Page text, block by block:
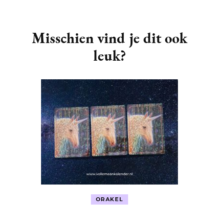
Navigation
Misschien vind je dit ook
leuk?
ORAKEL